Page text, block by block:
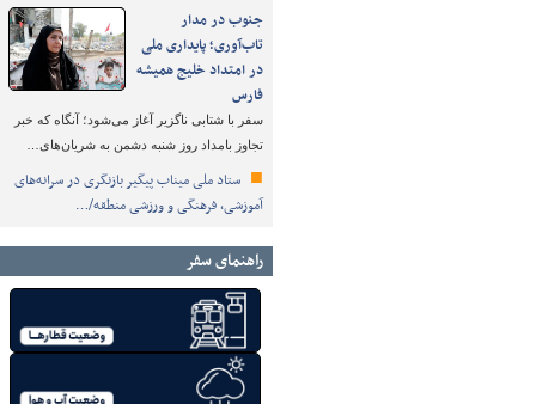
جنوب در مدار
تاب‌آوری؛ پایداری ملی
در امتداد خلیج همیشه
فارس
سفر با شتابی ناگزیر آغاز می‌شود؛ آنگاه که خبر
تجاوز بامداد روز شنبه دشمن به شریان‌های…
ستاد ملی میناب پیگیر بازنگری در سرانه‌های
آموزشی، فرهنگی و ورزشی منطقه/…
راهنمای سفر